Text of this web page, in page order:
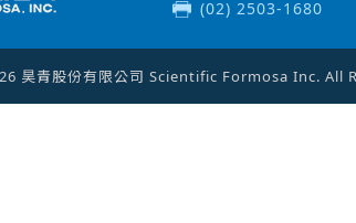
(02) 2503-1680
昊青股份有限公司 Scientific Formosa Inc. All